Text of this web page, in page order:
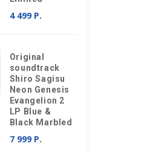
4 499 Р.
Original
soundtrack
Shiro Sagisu
Neon Genesis
Evangelion 2
LP Blue &
Black Marbled
7 999 Р.